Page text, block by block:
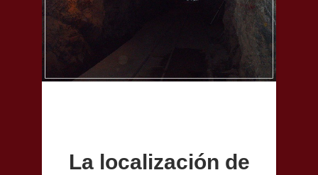
La localización de